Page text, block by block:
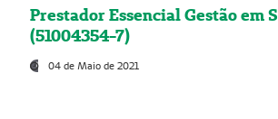
Prestador Essencial Gestão em
(51004354-7)
04 de Maio de 2021